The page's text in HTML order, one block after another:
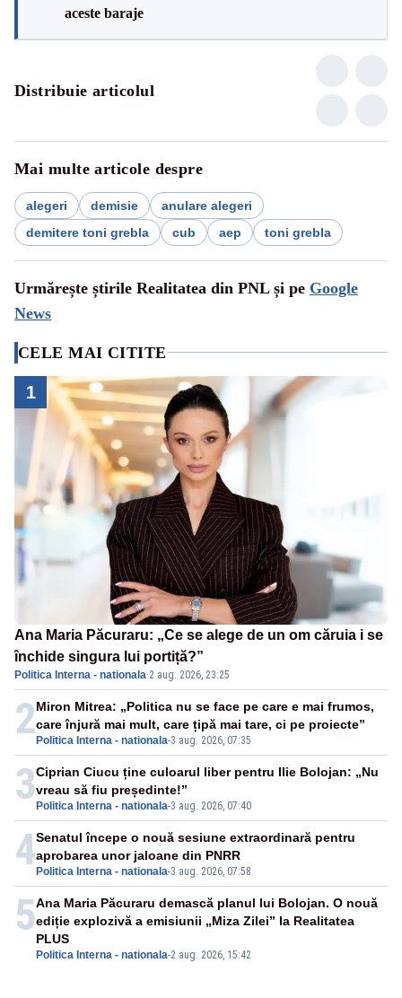
aceste baraje
Distribuie articolul
Mai multe articole despre
alegeri demisie
anulare alegeri
demitere toni grebla
cub aep toni grebla
Urmărește știrile Realitatea din PNL și pe Google
News
CELE MAI CITITE
1
Ana Maria Păcuraru: „Ce se alege de un om căruia i se
închide singura lui portiță?”
Politica Interna - nationala·2 aug. 2026, 23:25
2 Politica Interna - nationala-3 aug. 2026, 07:35
Miron Mitrea: „Politica nu se face pe care e mai frumos,
care înjură mai mult, care țipă mai tare, ci pe proiecte”
3 Politica Interna - nationala-3 aug. 2026, 07:40
Ciprian Ciucu ține culoarul liber pentru Ilie Bolojan: „Nu
vreau să fiu președinte!”
4 Politica Interna - nationala-3 aug. 2026, 07:58
Senatul începe o nouă sesiune extraordinară pentru
aprobarea unor jaloane din PNRR
5
Politica Interna - nationala-2 aug. 2026, 15:42
Ana Maria Păcuraru demască planul lui Bolojan. O nouă
ediție explozivă a emisiunii „Miza Zilei” la Realitatea
PLUS